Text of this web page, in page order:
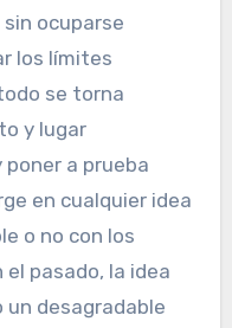
ocuparse
los límites
se torna
y lugar
a prueba
en cualquier idea
o no con los
pasado, la idea
desagradable